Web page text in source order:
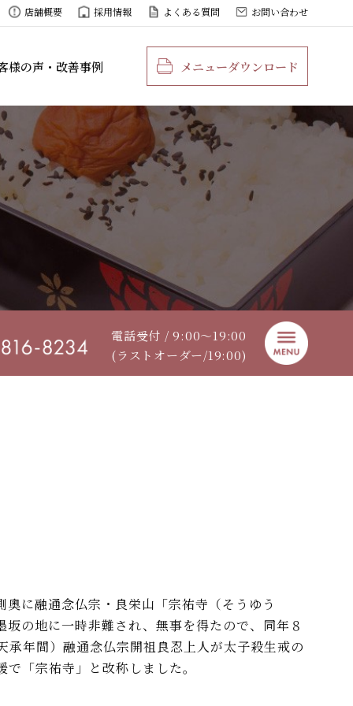
店舗概要 採用情報 よくある質問 お問い合わせ
様の声・改善事例 メニューダウンロード
電話受付 / 9:00〜19:00
(ラストオーダー/19:00)
に融通念仏宗・良栄山「宗祐寺（そうゆう
の地に一時非難され、無事を得たので、同年８
年間）融通念仏宗開祖良忍上人が太子殺生戒の
「宗祐寺」と改称しました。